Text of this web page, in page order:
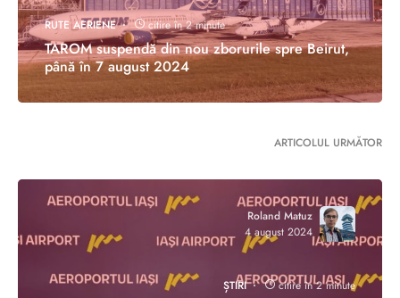
RUTE AERIENE citire în 2 minute
TAROM suspendă din nou zborurile spre Beirut,
până în 7 august 2024
ARTICOLUL URMĂTOR
Roland Matuz
4 august 2024
ȘTIRI
citire în 2 minute